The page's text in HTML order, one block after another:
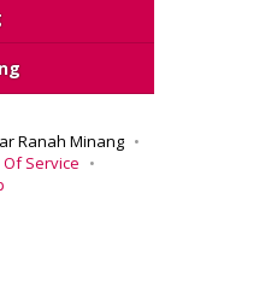
Ranah Minang
Of Service